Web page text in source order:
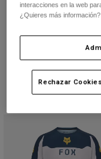
(14)
interacciones en la web
¿Quieres más
Rechazar